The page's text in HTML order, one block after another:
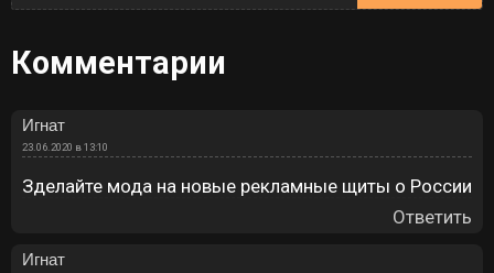
Комментарии
Игнат
23.06.2020 в 13:10
Зделайте мода на новые рекламные щиты о России
Ответить
Игнат